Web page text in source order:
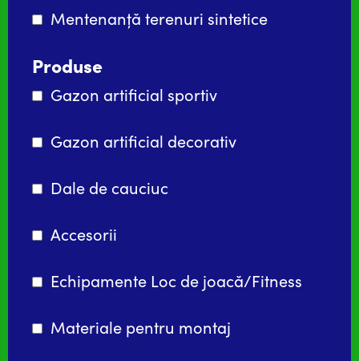
Mentenanță terenuri sintetice
Produse
Gazon artificial sportiv
Gazon artificial decorativ
Dale de cauciuc
Accesorii
Echipamente Loc de joacă/Fitness
Materiale pentru montaj